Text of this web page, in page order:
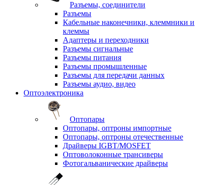
Разъемы, соединители
Разъемы
Кабельные наконечники, клеммники и
клеммы
Адаптеры и переходники
Разъемы сигнальные
Разъемы питания
Разъемы промышленные
Разъемы для передачи данных
Разъемы аудио, видео
Оптоэлектроника
Оптопары
Оптопары, оптроны импортные
Оптопары, оптроны отечественные
Драйверы IGBT/MOSFET
Оптоволоконные трансиверы
Фотогальванические драйверы